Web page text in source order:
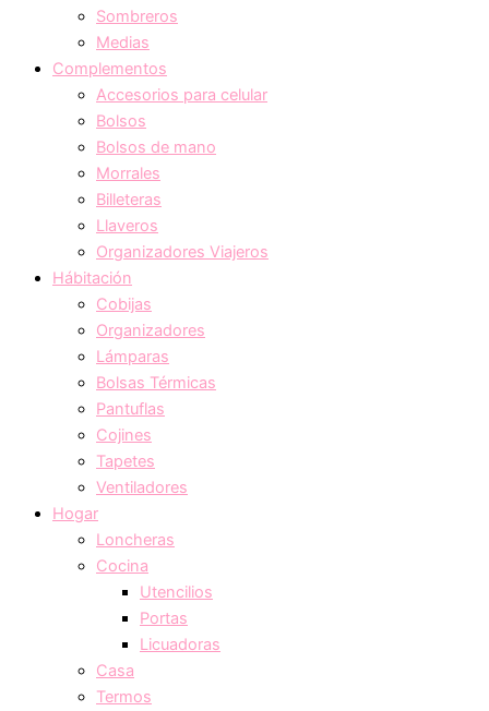
Sombreros
Medias
Complementos
Accesorios para celular
Bolsos
Bolsos de mano
Morrales
Billeteras
Llaveros
Organizadores Viajeros
Hábitación
Cobijas
Organizadores
Lámparas
Bolsas Térmicas
Pantuflas
Cojines
Tapetes
Ventiladores
Hogar
Loncheras
Cocina
Utencilios
Portas
Licuadoras
Casa
Termos